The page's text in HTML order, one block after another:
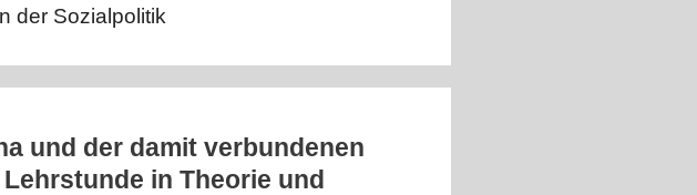
der Sozialpolitik
und der damit verbundenen
in Theorie und